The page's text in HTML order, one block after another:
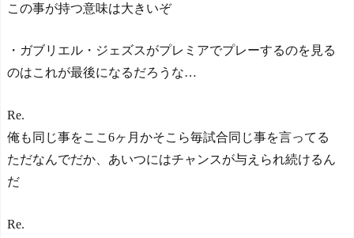
この事が持つ意味は大きいぞ
・ガブリエル・ジェズスがプレミアでプレーするのを見る
のはこれが最後になるだろうな…
Re.
俺も同じ事をここ6ヶ月かそこら毎試合同じ事を言ってる
ただなんでだか、あいつにはチャンスが与えられ続けるん
だ
Re.